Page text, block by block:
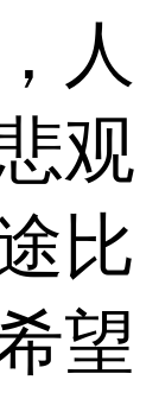
人
观
比
望